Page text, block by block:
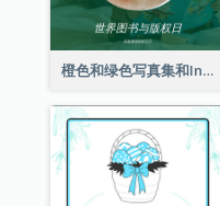
橙色和绿色写真集和Instagram版权日